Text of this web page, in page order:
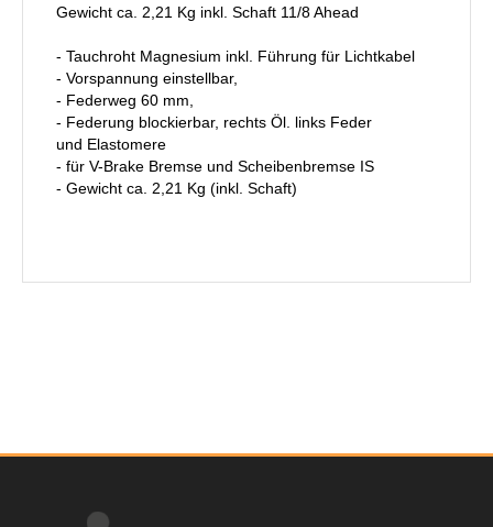
Gewicht ca. 2,21 Kg inkl. Schaft 11/8 Ahead
- Tauchroht Magnesium inkl. Führung für Lichtkabel
- Vorspannung einstellbar,
- Federweg 60 mm,
- Federung blockierbar, rechts Öl. links Feder
und Elastomere
- für V-Brake Bremse und Scheibenbremse IS
- Gewicht ca. 2,21 Kg (inkl. Schaft)